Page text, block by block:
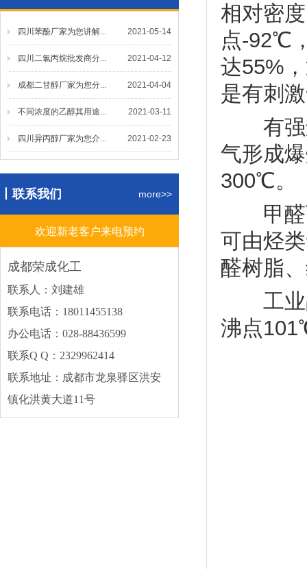
丙烯酸丁 羟乙酯 二辛酯
二丁酯 更多
醇醚类
PMA 乙二醇丁 MTBE
乙二醇乙 CAC 更多
酚酮类
环己酮 甲基异丁
丙酮 丁酮 更多
酸碱盐
片碱 盐酸
碳酸钠 丙烯酸
冰醋酸 硝酸
碳酸钾 更多
其他类
DMF 甲缩醛 甲醛
四川苯酚厂家为您讲解... 2021-05-14
四川二氯丙烷批发商分... 2021-04-12
成都二甘醇厂家为您分... 2021-04-04
不同浓度的乙醇其用途... 2021-03-11
四川异丙醇厂家为您介... 2021-02-23
丨联系我们 more>>
欢迎新老客户来电预约
成都荣成化工
联系人：刘建雄
联系电话：18011455138
办公电话：028-88436599
联系Q Q：2329962414
联系地址：成都市龙泉驿区洪安
镇化洪黄大道11号
相对密
点-92℃
达55%
是有刺
有强还
气形成
300℃。
甲醛可
可由烃
醛树脂
工业品
沸点